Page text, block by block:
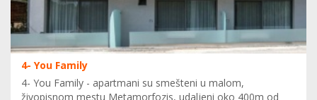
4- You Family
4- You Family - apartmani su smešteni u malom,
živopisnom mestu Metamorfozis, udaljeni oko 400m od